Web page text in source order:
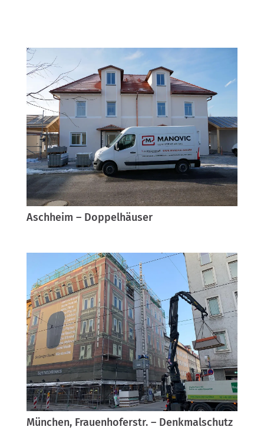
Aschheim – Doppelhäuser
München, Frauenhoferstr. – Denkmalschutz